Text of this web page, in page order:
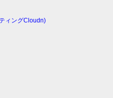
ィングCloudn)